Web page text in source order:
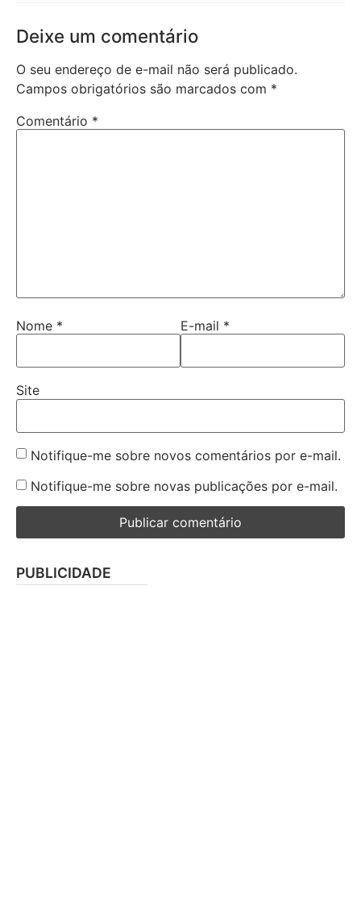
Deixe um comentário
O seu endereço de e-mail não será publicado.
Campos obrigatórios são marcados com *
Comentário *
Nome * E-mail *
Site
Notifique-me sobre novos comentários por e-mail.
Notifique-me sobre novas publicações por e-mail.
PUBLICIDADE